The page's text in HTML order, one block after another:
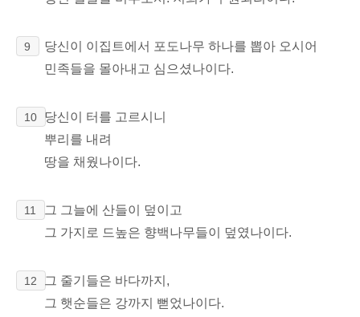
9
당신이 이집트에서 포도나무 하나를 뽑아 오시어
민족들을 몰아내고 심으셨나이다.
10
당신이 터를 고르시니
뿌리를 내려
땅을 채웠나이다.
11
그 그늘에 산들이 덮이고
그 가지로 드높은 향백나무들이 덮였나이다.
12
그 줄기들은 바다까지,
그 햇순들은 강까지 뻗었나이다.